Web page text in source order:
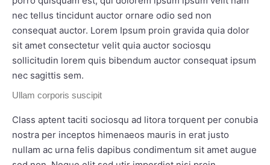
nec tellus tincidunt auctor ornare odio sed non
consequat auctor. Lorem Ipsum proin gravida quia dolor
sit amet consectetur velit quia auctor sociosqu
sollicitudin lorem quis bibendum auctor consequat ipsum
nec sagittis sem.
Ullam corporis suscipit
Class aptent taciti sociosqu ad litora torquent per conubia
nostra per inceptos himenaeos mauris in erat justo
nullam ac urna felis dapibus condimentum sit amet augue